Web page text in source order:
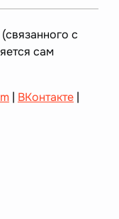
с
сам
| ВКонтакте |